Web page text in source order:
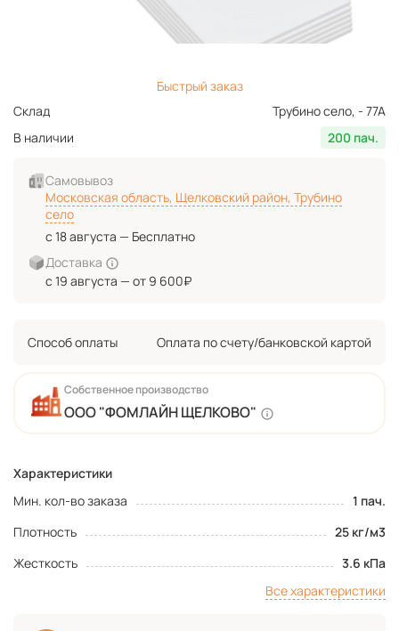
Характеристики
Мин. кол-во заказа
1 пач.
Плотность
25 кг/м3
Жесткость
3.6 кПа
Все характеристики
Собственное производство
ООО "ФОМЛАЙН ЩЕЛКОВО"
Быстрый заказ
Склад
Трубино село, - 77А
В наличии
200 пач.
Самовывоз
Московская область, Щелковский район, Трубино
село
с 18 августа — Бесплатно
Доставка
с 19 августа — от 9 600₽
Способ оплаты Оплата по счету/банковской картой